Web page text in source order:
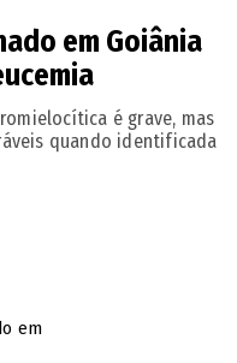
museu particular além
andar para ser
especialmente no
e da cultura", comenta
em Goiânia
é grave, mas
quando identificada
em